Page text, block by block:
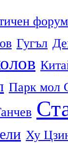
форум
Гугъл
Парк мол
Ху